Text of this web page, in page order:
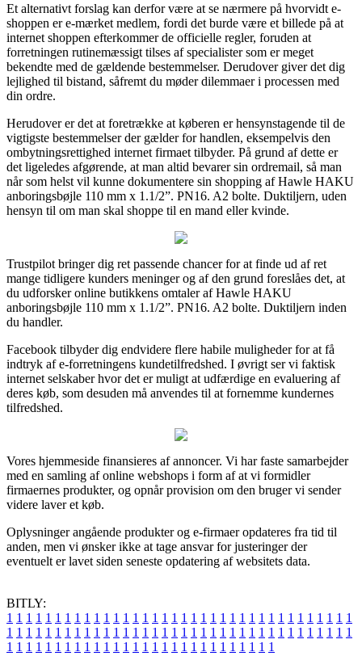
Et alternativt forslag kan derfor være at se nærmere på hvorvidt e-
shoppen er e-mærket medlem, fordi det burde være et billede på at
internet shoppen efterkommer de officielle regler, foruden at
forretningen rutinemæssigt tilses af specialister som er meget
bekendte med de gældende bestemmelser. Derudover giver det dig
lejlighed til bistand, såfremt du møder dilemmaer i processen med
din ordre.
Herudover er det at foretrække at køberen er hensynstagende til de
vigtigste bestemmelser der gælder for handlen, eksempelvis den
ombytningsrettighed internet firmaet tilbyder. På grund af dette er
det ligeledes afgørende, at man altid bevarer sin ordremail, så man
når som helst vil kunne dokumentere sin shopping af Hawle HAKU
anboringsbøjle 110 mm x 1.1/2”. PN16. A2 bolte. Duktiljern, uden
hensyn til om man skal shoppe til en mand eller kvinde.
Trustpilot bringer dig ret passende chancer for at finde ud af ret
mange tidligere kunders meninger og af den grund foreslåes det, at
du udforsker online butikkens omtaler af Hawle HAKU
anboringsbøjle 110 mm x 1.1/2”. PN16. A2 bolte. Duktiljern inden
du handler.
Facebook tilbyder dig endvidere flere habile muligheder for at få
indtryk af e-forretningens kundetilfredshed. I øvrigt ser vi faktisk
internet selskaber hvor det er muligt at udfærdige en evaluering af
deres køb, som desuden må anvendes til at fornemme kundernes
tilfredshed.
Vores hjemmeside finansieres af annoncer. Vi har faste samarbejder
med en samling af online webshops i form af at vi formidler
firmaernes produkter, og opnår provision om den bruger vi sender
videre laver et køb.
Oplysninger angående produkter og e-firmaer opdateres fra tid til
anden, men vi ønsker ikke at tage ansvar for justeringer der
eventuelt er lavet siden seneste opdatering af websitets data.
BITLY:
1 1 1 1 1 1 1 1 1 1 1 1 1 1 1 1 1 1 1 1 1 1 1 1 1 1 1 1 1 1 1 1 1 1 1 1
1 1 1 1 1 1 1 1 1 1 1 1 1 1 1 1 1 1 1 1 1 1 1 1 1 1 1 1 1 1 1 1 1 1 1 1
1 1 1 1 1 1 1 1 1 1 1 1 1 1 1 1 1 1 1 1 1 1 1 1 1 1 1 1